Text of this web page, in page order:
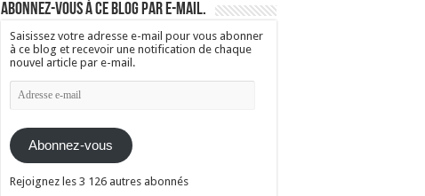
Abonnez-vous à ce blog par e-mail.
Saisissez votre adresse e-mail pour vous abonner
à ce blog et recevoir une notification de chaque
nouvel article par e-mail.
Adresse
e-
Abonnez-vous
Rejoignez les 3 126 autres abonnés